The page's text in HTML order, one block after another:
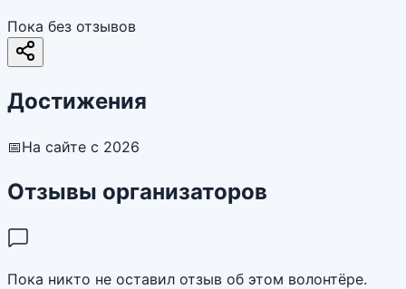
Пока без отзывов
Достижения
📅На сайте с 2026
Отзывы организаторов
Пока никто не оставил отзыв об этом волонтёре.